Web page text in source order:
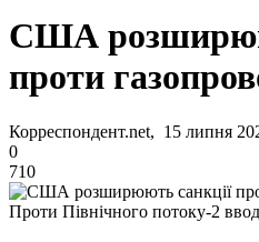
США
проти
Корреспондент.net, 15 липня
0
710
Проти Північного потоку-2